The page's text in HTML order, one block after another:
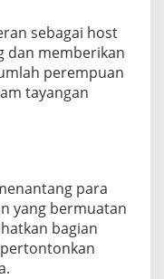
sebagai host
dan memberikan
perempuan
tayangan
para
yang bermuatan
bagian